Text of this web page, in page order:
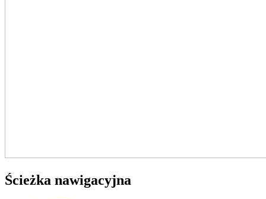
Ścieżka nawigacyjna